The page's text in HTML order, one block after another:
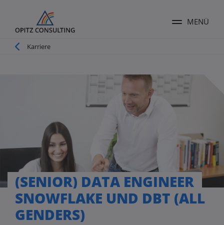
Menü
MENÜ
Pfadnavigation
Karriere
(SENIOR) DATA ENGINEER
SNOWFLAKE UND DBT (ALL
GENDERS)